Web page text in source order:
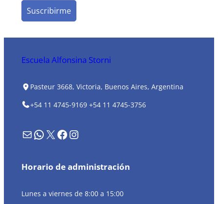
Escuela Alfonsina Storni
Pasteur 3668, Victoria, Buenos Aires, Argentina
+54 11 4745-9169 +54 11 4745-3756
Formulario de contacto WhatsApp X Facebook Instagram
Horario de administración
Lunes a viernes de 8:00 a 15:00